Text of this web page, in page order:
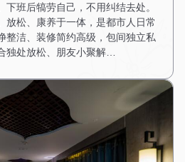
班后犒劳自己，不用纠结去处。
放松、康养于一体，是都市人日常
整洁、装修简约高级，包间独立私
独处放松、朋友小聚解…